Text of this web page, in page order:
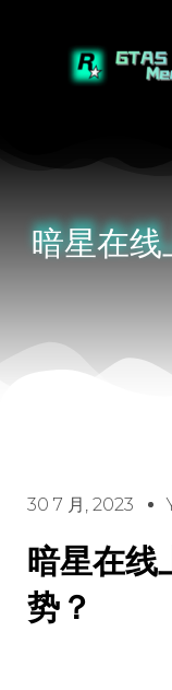
暗星在
30 7 月, 2023
暗星在线
势？